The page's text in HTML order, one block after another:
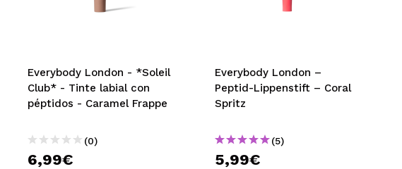
MAQUIFARMA
TRAVEL SIZE
NATURE
SPECIALS
Everybody London - *Soleil
Club* - Tinte labial con
péptidos - Caramel Frappe
(0)
6,99€
Everybody London –
Peptid-Lippenstift – Coral
Spritz
(5)
5,99€